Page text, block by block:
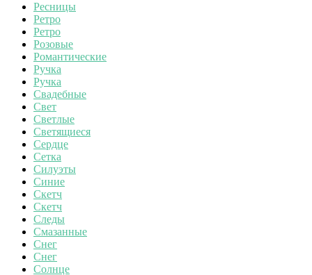
Ресницы
Ретро
Ретро
Розовые
Романтические
Ручка
Ручка
Свадебные
Свет
Светлые
Светящиеся
Сердце
Сетка
Силуэты
Синие
Скетч
Скетч
Следы
Смазанные
Снег
Снег
Солнце